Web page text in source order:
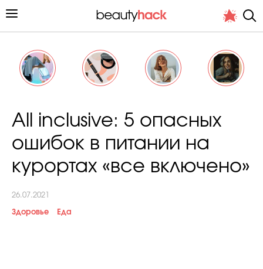
Личный опыт
Стиль жизни
All inclusive: 5 опасных
ошибок в питании на
курортах «все включено»
26.07.2021
Здоровье Еда